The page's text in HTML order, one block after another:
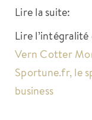
Lire la suite:
Lire
Vern Cotter
Sportune.fr, le
business